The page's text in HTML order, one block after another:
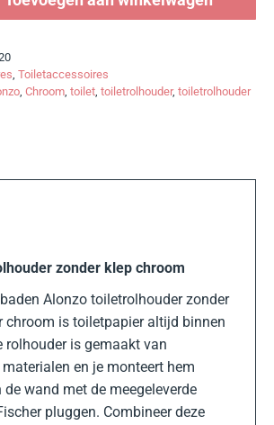
, Toiletaccessoires
, Chroom, toilet, toiletrolhouder, toiletrolhouder
zonder klep chroom
Alonzo toiletrolhouder zonder
chroom is toiletpapier altijd binnen
rolhouder is gemaakt van
en je monteert hem
wand met de meegeleverde
pluggen. Combineer deze